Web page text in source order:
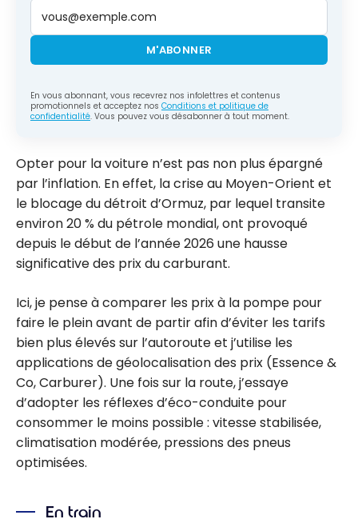
M'ABONNER
En vous abonnant, vous recevrez nos infolettres et contenus
promotionnels et acceptez nos Conditions et politique de
confidentialité. Vous pouvez vous désabonner à tout moment.
Opter pour la voiture n’est pas non plus épargné
par l’inflation. En effet, la crise au Moyen-Orient et
le blocage du détroit d’Ormuz, par lequel transite
environ 20 % du pétrole mondial, ont provoqué
depuis le début de l’année 2026 une hausse
significative des prix du carburant.
Ici, je pense à comparer les prix à la pompe pour
faire le plein avant de partir afin d’éviter les tarifs
bien plus élevés sur l’autoroute et j’utilise les
applications de géolocalisation des prix (Essence &
Co, Carburer). Une fois sur la route, j’essaye
d’adopter les réflexes d’éco-conduite pour
consommer le moins possible : vitesse stabilisée,
climatisation modérée, pressions des pneus
optimisées.
En train